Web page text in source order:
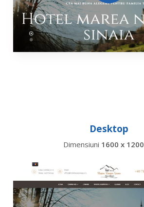
Desktop
Dimensiuni 1600 x 1200